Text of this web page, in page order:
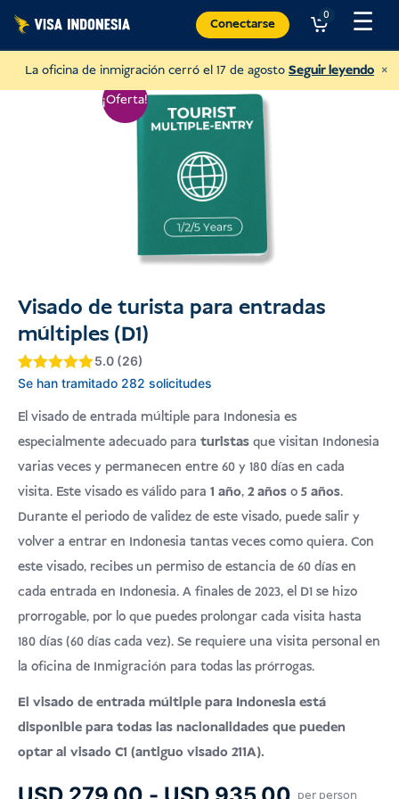
contenido
Conectarse
0 ☰
La oficina de inmigración cerró el 17 de agosto Seguir leyendo ×
¡Oferta!
Visado de turista para entradas
múltiples (D1)
Valorado con
base a
5
valoraciones
de clientes
5.0 (26)
Se han tramitado 282 solicitudes
El visado de entrada múltiple para Indonesia es
especialmente adecuado para turistas que visitan Indonesia
varias veces y permanecen entre 60 y 180 días en cada
visita. Este visado es válido para 1 año, 2 años o 5 años.
Durante el periodo de validez de este visado, puede salir y
volver a entrar en Indonesia tantas veces como quiera. Con
este visado, recibes un permiso de estancia de 60 días en
cada entrada en Indonesia. A finales de 2023, el D1 se hizo
prorrogable, por lo que puedes prolongar cada visita hasta
180 días (60 días cada vez). Se requiere una visita personal en
la oficina de Inmigración para todas las prórrogas.
El visado de entrada múltiple para Indonesia está
disponible para todas las nacionalidades que pueden
optar al visado C1 (antiguo visado 211A).
Rango
Haz un donativo a Villa Kitty
y ayudar a los gatos de Bali